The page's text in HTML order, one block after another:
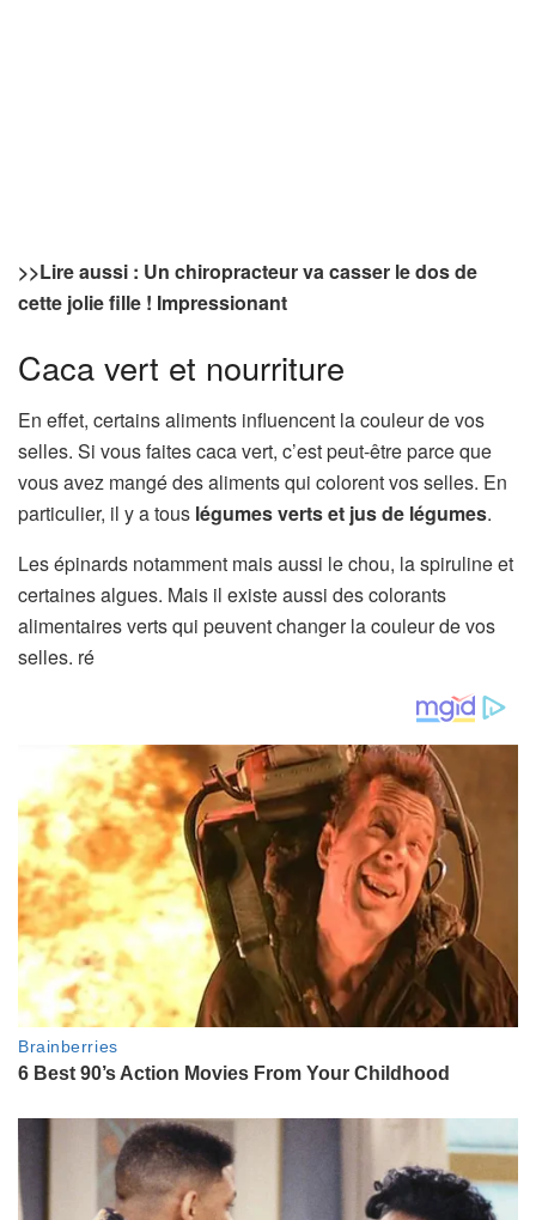
>>Lire aussi : Un chiropracteur va casser le dos de
cette jolie fille ! Impressionant
Caca vert et nourriture
En effet, certains aliments influencent la couleur de vos
selles. Si vous faites caca vert, c’est peut-être parce que
vous avez mangé des aliments qui colorent vos selles. En
particulier, il y a tous légumes verts et jus de légumes.
Les épinards notamment mais aussi le chou, la spiruline et
certaines algues. Mais il existe aussi des colorants
alimentaires verts qui peuvent changer la couleur de vos
selles. ré